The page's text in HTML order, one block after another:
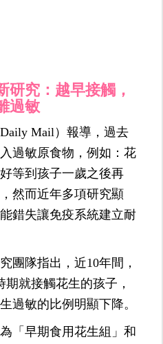
研究：越早接觸，
過敏
Daily Mail）報導，過去
過敏原食物，例如：花
等到孩子一歲之後再
然而近年多項研究顯
錯失讓免疫系統建立耐
團隊指出，近10年間，
就接觸花生的孩子，
過敏的比例明顯下降。
「早期食用花生組」和